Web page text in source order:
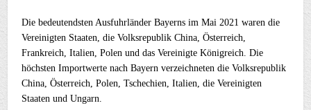
Die bedeutendsten Ausfuhrländer Bayerns im Mai 2021 waren die
Vereinigten Staaten, die Volksrepublik China, Österreich,
Frankreich, Italien, Polen und das Vereinigte Königreich. Die
höchsten Importwerte nach Bayern verzeichneten die Volksrepublik
China, Österreich, Polen, Tschechien, Italien, die Vereinigten
Staaten und Ungarn.